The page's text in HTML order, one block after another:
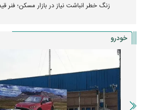
زنگ خطر انباشت نیاز در بازار مسکن؛ فنر
خودرو